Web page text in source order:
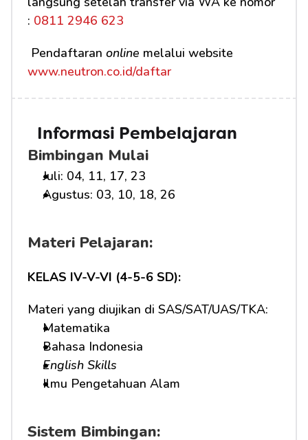
: 0811 2946 623
Pendaftaran online
www.neutron.co.id/daftar
Informasi Pembelajaran
Bimbingan Mulai
Juli: 04, 11, 17, 23
Agustus: 03, 10, 18, 26
Materi Pelajaran:
KELAS IV-V-VI (4-5-6 SD):
Materi yang diujikan di SAS/SAT/UAS/TKA:
Matematika
Bahasa Indonesia
English Skills
Ilmu Pengetahuan Alam
Sistem Bimbingan: